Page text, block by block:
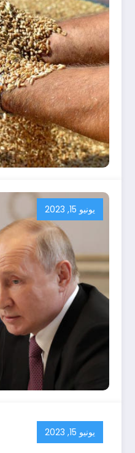
يونيو 15, 2023
يونيو 15, 2023